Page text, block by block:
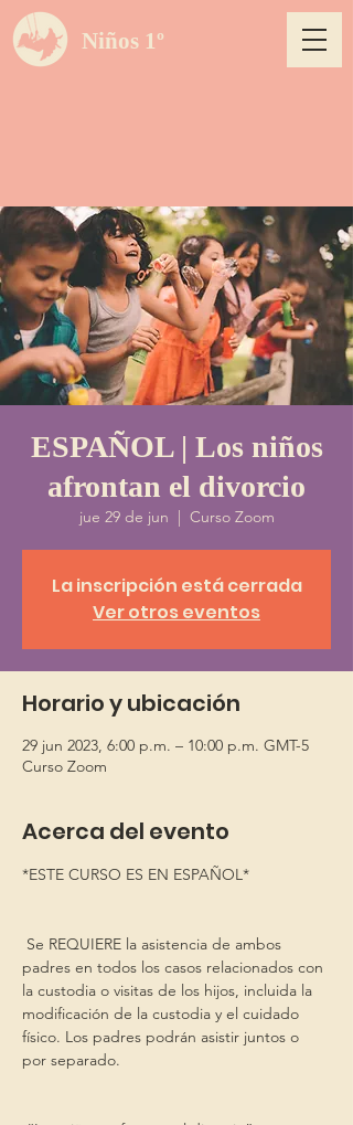
Niños 1º
ESPAÑOL | Los niños
afrontan el divorcio
jue 29 de jun
  |
Curso Zoom
La inscripción está cerrada
Ver otros eventos
Horario y ubicación
29 jun 2023, 6:00 p.m. – 10:00 p.m. GMT-5
Curso Zoom
Acerca del evento
*ESTE CURSO ES EN ESPAÑOL*
padres en todos los casos relacionados con
la custodia o visitas de los hijos, incluida la
modificación de la custodia y el cuidado
físico. Los padres podrán asistir juntos o
por separado.